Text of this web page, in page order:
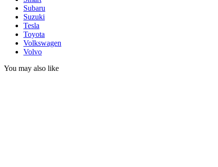
Subaru
Suzuki
Tesla
Toyota
Volkswagen
Volvo
You may also like